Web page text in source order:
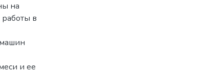
на
в
и ее